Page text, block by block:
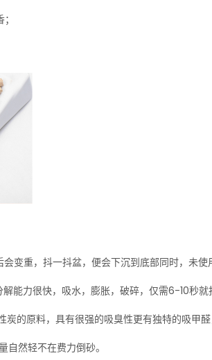
变重，抖一抖盆，便会下沉到底部同时，未使
能力很快，吸水，膨胀，破碎，仅需6-10秒就
的原料，具有很强的吸臭性更有独特的吸甲醛
然轻不在费力倒砂。